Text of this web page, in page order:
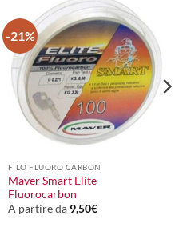
-21%
FILO FLUORO CARBON
Maver Smart Elite
Fluorocarbon
A partire da 9,50€